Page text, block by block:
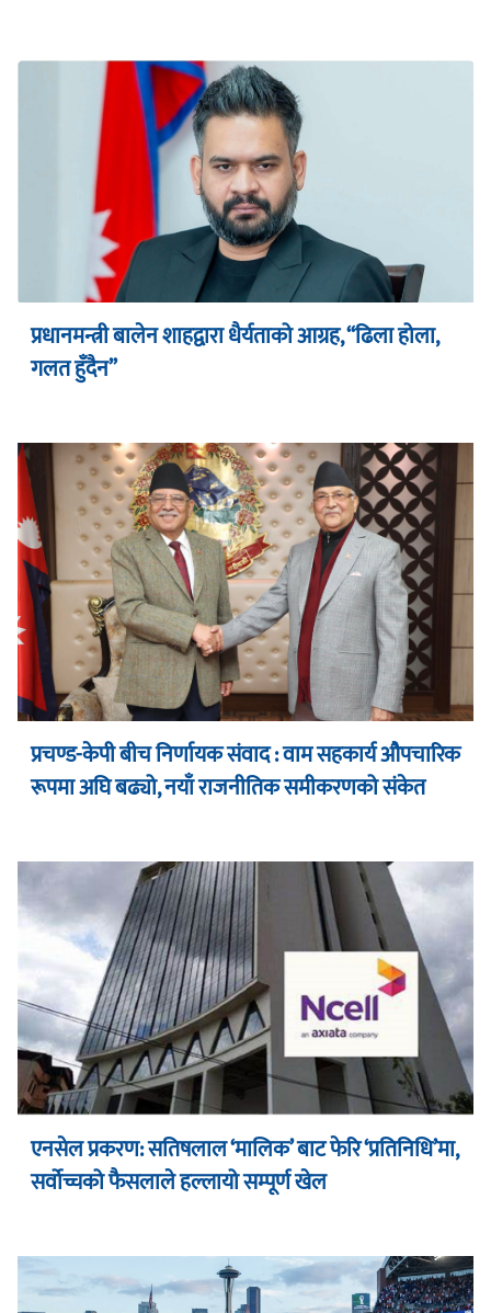
प्रधानमन्त्री बालेन शाहद्वारा धैर्यताको आग्रह, “ढिला होला,
गलत हुँदैन”
प्रचण्ड-केपी बीच निर्णायक संवाद : वाम सहकार्य औपचारिक
रूपमा अघि बढ्यो, नयाँ राजनीतिक समीकरणको संकेत
एनसेल प्रकरण: सतिषलाल ‘मालिक’ बाट फेरि ‘प्रतिनिधि’मा,
सर्वोच्चको फैसलाले हल्लायो सम्पूर्ण खेल